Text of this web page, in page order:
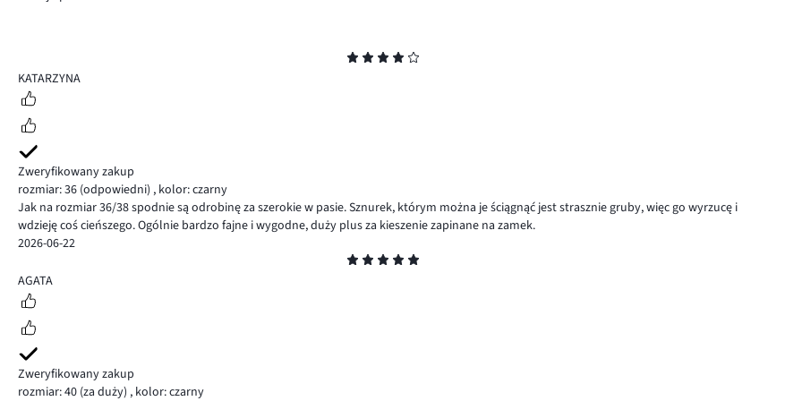
4
KATARZYNA
Zweryfikowany zakup
rozmiar: 36 (odpowiedni) , kolor: czarny
Jak na rozmiar 36/38 spodnie są odrobinę za szerokie w pasie. Sznurek, którym można je ściągnąć jest strasznie gruby, więc go wyrzucę i
wdzieję coś cieńszego. Ogólnie bardzo fajne i wygodne, duży plus za kieszenie zapinane na zamek.
2026-06-22
5
AGATA
Zweryfikowany zakup
rozmiar: 40 (za duży) , kolor: czarny